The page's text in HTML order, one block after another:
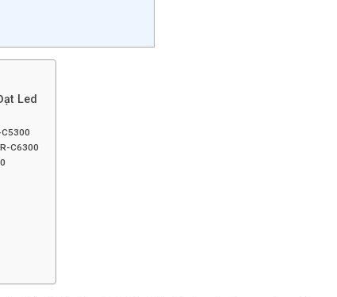
Led
C6300